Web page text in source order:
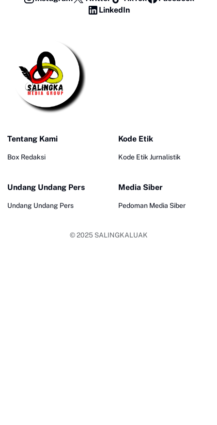
LinkedIn
Tentang Kami
Box Redaksi
Kode Etik
Kode Etik Jurnalistik
Undang Undang Pers
Undang Undang Pers
Media Siber
Pedoman Media Siber
© 2025 SALINGKALUAK